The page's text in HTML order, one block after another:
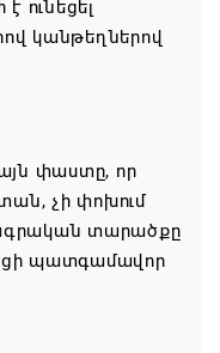
հոգևոր
եւ վեց
ունեցել
կանթեղներով
փաստը, որ
չի փոխում
տարածքը
պատգամավոր